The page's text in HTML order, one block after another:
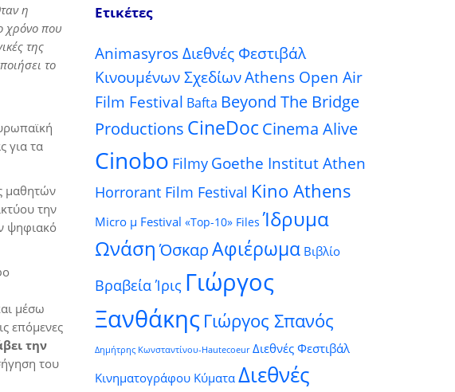
η
χρόνο που
της
το
για τα
μαθητών
την
ψηφιακό
μέσω
επόμενες
την
του
Ετικέτες
Animasyros Διεθνές Φεστιβάλ
Κινουμένων ΣχεδίωνAthens Open Air
Film Festival Bafta Beyond The Bridge
Productions CineDoc Cinema Alive
Cinobo Filmy Goethe Institut Athen
Horrorant Film Festival Kino Athens
Micro μ Festival «Top-10» Files Ίδρυμα
Ωνάση ΌσκαρΑφιέρωμα Βιβλίο
Βραβεία Ίρις Γιώργος
Ξανθάκης Γιώργος Σπανός
Δημήτρης Κωνσταντίνου-Hautecoeur Διεθνές Φεστιβάλ
Κινηματογράφου ΚύματαΔιεθνές